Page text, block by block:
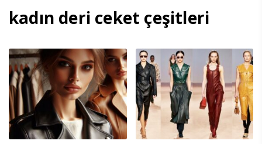
kadın deri ceket çeşitleri